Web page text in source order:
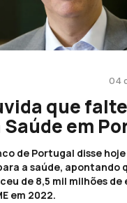
04
que falte
em
de Portugal disse
a saúde, apontando
de 8,5 mil milhões de
em 2022.